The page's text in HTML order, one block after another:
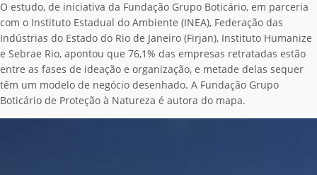
O estudo, de iniciativa da Fundação Grupo Boticário, em parceria
com o Instituto Estadual do Ambiente (INEA), Federação das
Indústrias do Estado do Rio de Janeiro (Firjan), Instituto Humanize
e Sebrae Rio, apontou que 76,1% das empresas retratadas estão
entre as fases de ideação e organização, e metade delas sequer
têm um modelo de negócio desenhado. A Fundação Grupo
Boticário de Proteção à Natureza é autora do mapa.